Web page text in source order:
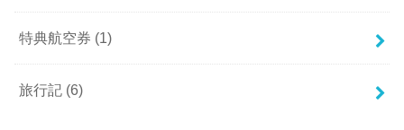
特典航空券 (1)
旅行記 (6)